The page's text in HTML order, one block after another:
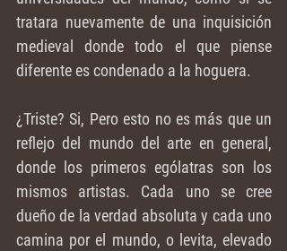
tratara nuevamente de una inquisición
medieval donde todo el que piense
diferente es condenado a la hoguera.
¿Triste? Si, Pero esto no es más que un
reflejo del mundo del arte en general,
donde los primeros ególatras son los
mismos artistas. Cada uno se cree
dueño de la verdad absoluta y cada uno
camina por el mundo, o levita, elevado